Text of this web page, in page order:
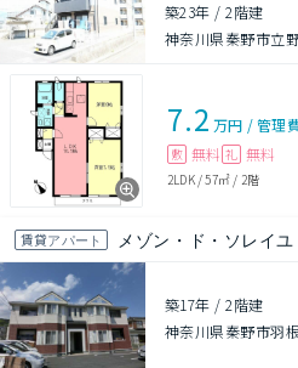
築23年 /2階建
神奈川県秦野市立
7.2 万円 /管理
敷 無料 礼 無料
2LDK/57㎡ / 2階
賃貸アパート メゾン・ド・ソレイユ
築17年 /2階建
神奈川県秦野市羽